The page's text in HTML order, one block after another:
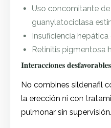
Uso concomitante
guanylatociclasa
Insuficiencia hepática
Retinitis pigmentosa
Interacciones desfavorables
No combines sildenafil
la erección ni con
pulmonar sin supervisión.